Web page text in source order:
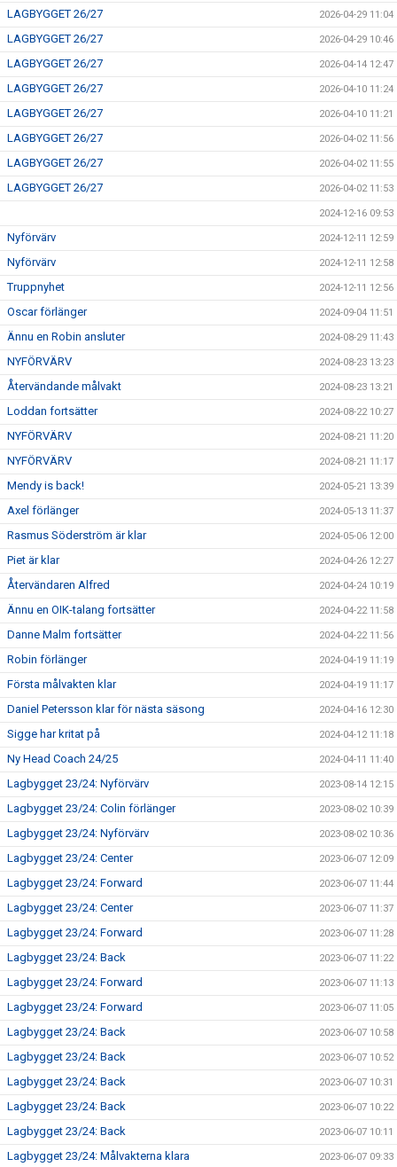
LAGBYGGET 26/27 2026-04-29 11:04
LAGBYGGET 26/27 2026-04-29 10:46
LAGBYGGET 26/27 2026-04-14 12:47
LAGBYGGET 26/27 2026-04-10 11:24
LAGBYGGET 26/27 2026-04-10 11:21
LAGBYGGET 26/27 2026-04-02 11:56
LAGBYGGET 26/27 2026-04-02 11:55
LAGBYGGET 26/27 2026-04-02 11:53
2024-12-16 09:53
Nyförvärv 2024-12-11 12:59
Nyförvärv 2024-12-11 12:58
Truppnyhet 2024-12-11 12:56
Oscar förlänger 2024-09-04 11:51
Ännu en Robin ansluter 2024-08-29 11:43
NYFÖRVÄRV 2024-08-23 13:23
Återvändande målvakt 2024-08-23 13:21
Loddan fortsätter 2024-08-22 10:27
NYFÖRVÄRV 2024-08-21 11:20
NYFÖRVÄRV 2024-08-21 11:17
Mendy is back! 2024-05-21 13:39
Axel förlänger 2024-05-13 11:37
Rasmus Söderström är klar 2024-05-06 12:00
Piet är klar 2024-04-26 12:27
Återvändaren Alfred 2024-04-24 10:19
Ännu en OIK-talang fortsätter 2024-04-22 11:58
Danne Malm fortsätter 2024-04-22 11:56
Robin förlänger 2024-04-19 11:19
Första målvakten klar 2024-04-19 11:17
Daniel Petersson klar för nästa säsong 2024-04-16 12:30
Sigge har kritat på 2024-04-12 11:18
Ny Head Coach 24/25 2024-04-11 11:40
Lagbygget 23/24: Nyförvärv 2023-08-14 12:15
Lagbygget 23/24: Colin förlänger 2023-08-02 10:39
Lagbygget 23/24: Nyförvärv 2023-08-02 10:36
Lagbygget 23/24: Center 2023-06-07 12:09
Lagbygget 23/24: Forward 2023-06-07 11:44
Lagbygget 23/24: Center 2023-06-07 11:37
Lagbygget 23/24: Forward 2023-06-07 11:28
Lagbygget 23/24: Back 2023-06-07 11:22
Lagbygget 23/24: Forward 2023-06-07 11:13
Lagbygget 23/24: Forward 2023-06-07 11:05
Lagbygget 23/24: Back 2023-06-07 10:58
Lagbygget 23/24: Back 2023-06-07 10:52
Lagbygget 23/24: Back 2023-06-07 10:31
Lagbygget 23/24: Back 2023-06-07 10:22
Lagbygget 23/24: Back 2023-06-07 10:11
Lagbygget 23/24: Målvakterna klara 2023-06-07 09:33